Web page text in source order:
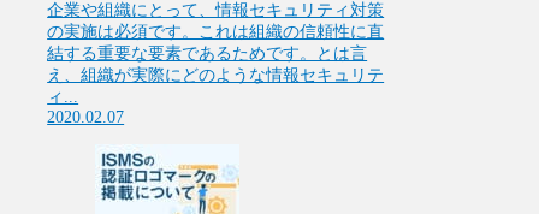
企業や組織にとって、情報セキュリティ対策
の実施は必須です。これは組織の信頼性に直
結する重要な要素であるためです。とは言
え、組織が実際にどのような情報セキュリテ
ィ...
2020.02.07